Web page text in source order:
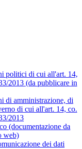
politici di cui all'art. 14,
2013 (da pubblicare in
di amministrazione, di
di cui all'art. 14, co.
2013
(documentazione da
web)
dei dati